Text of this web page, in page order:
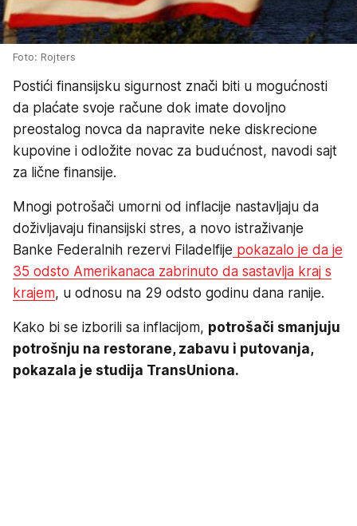
Foto: Rojters
Postići finansijsku sigurnost znači biti u mogućnosti
da plaćate svoje račune dok imate dovoljno
preostalog novca da napravite neke diskrecione
kupovine i odložite novac za budućnost, navodi sajt
za lične finansije.
Mnogi potrošači umorni od inflacije nastavljaju da
doživljavaju finansijski stres, a novo istraživanje
Banke Federalnih rezervi Filadelfije pokazalo je da je
35 odsto Amerikanaca zabrinuto da sastavlja kraj s
krajem, u odnosu na 29 odsto godinu dana ranije.
Kako bi se izborili sa inflacijom, potrošači smanjuju
potrošnju na restorane, zabavu i putovanja,
pokazala je studija TransUniona.